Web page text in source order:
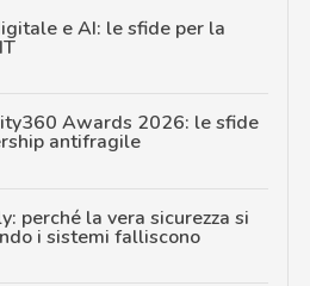
e AI: le sfide per la
Awards 2026: le sfide
antifragile
perché la vera sicurezza si
i sistemi falliscono